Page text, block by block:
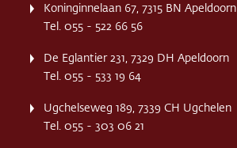
Koninginnelaan 67, 7315 BN Apeldoorn
Tel. 055 - 522 66 56
De Eglantier 231, 7329 DH Apeldoorn
Tel. 055 - 533 19 64
Ugchelseweg 189, 7339 CH Ugchelen
Tel. 055 - 303 06 21